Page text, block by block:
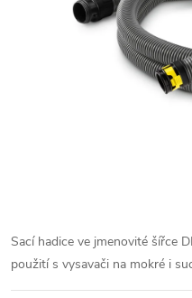
Sací hadice ve jmenovité šířce
použití s ​​vysavači na mokré i